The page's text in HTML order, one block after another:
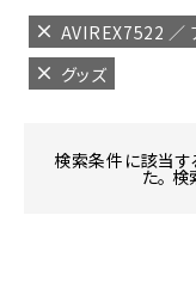
AVIREX7522 ／
グッズ
検索条件に該当す
た。